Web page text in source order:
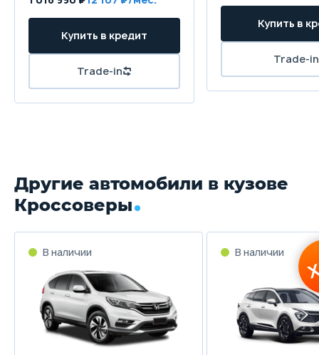
Другие автомобили в кузове
Кроссоверы